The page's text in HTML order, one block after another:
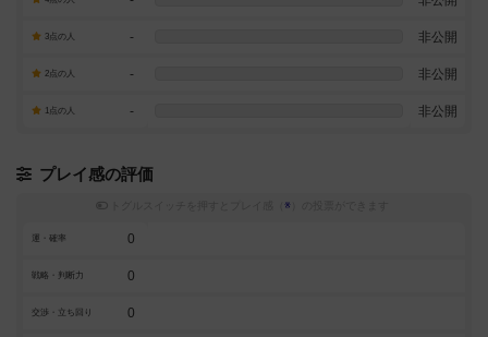
3点の人 - 非公開
2点の人 - 非公開
1点の人 - 非公開
プレイ感の評価
※
運・確率 0
戦略・判断力 0
交渉・立ち回り 0